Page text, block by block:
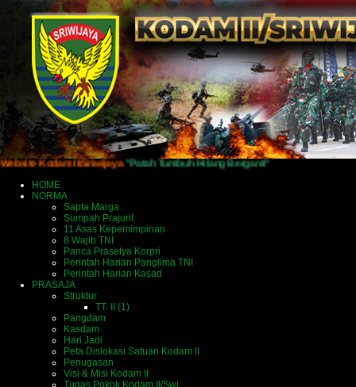
II/Sriwijaya "Patah Tumbuh Hilang Berganti"
HOME
NORMA
Sapta Marga
Sumpah Prajurit
11 Asas Kepemimpinan
8 Wajib TNI
Panca Prasetya Korpri
Perintah Harian Panglima TNI
Perintah Harian Kasad
PRASAJA
Struktur
TT. II (1)
Pangdam
Kasdam
Hari Jadi
Peta Dislokasi Satuan Kodam II
Penugasan
Visi & Misi Kodam II
Tugas Pokok Kodam II/Swj